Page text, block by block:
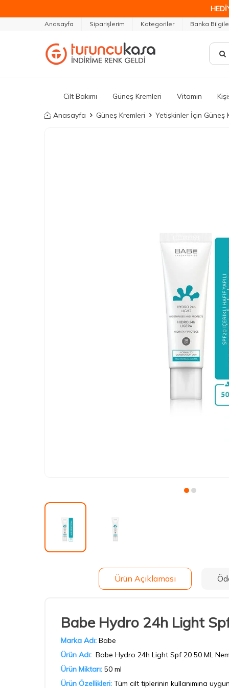
Anasayfa Siparişlerim Kategoriler Banka
Cilt Bakımı Güneş Kremleri Vitamin
Anasayfa Güneş Kremleri Yetişkinler İçin Güneş
Ürün Açıklaması
Babe Hydro 24h Light
Marka Adı: Babe
Ürün Adı: Babe Hydro 24h Light Spf 20 50 ML
Ürün Miktarı: 50 ml
Ürün Özellikleri: Tüm cilt tiplerinin kullanımına